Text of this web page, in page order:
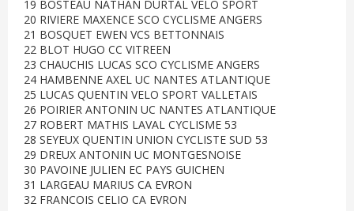
19 BOSTEAU NATHAN DURTAL VELO SPORT
20 RIVIERE MAXENCE SCO CYCLISME ANGERS
21 BOSQUET EWEN VCS BETTONNAIS
22 BLOT HUGO CC VITREEN
23 CHAUCHIS LUCAS SCO CYCLISME ANGERS
24 HAMBENNE AXEL UC NANTES ATLANTIQUE
25 LUCAS QUENTIN VELO SPORT VALLETAIS
26 POIRIER ANTONIN UC NANTES ATLANTIQUE
27 ROBERT MATHIS LAVAL CYCLISME 53
28 SEYEUX QUENTIN UNION CYCLISTE SUD 53
29 DREUX ANTONIN UC MONTGESNOISE
30 PAVOINE JULIEN EC PAYS GUICHEN
31 LARGEAU MARIUS CA EVRON
32 FRANCOIS CELIO CA EVRON